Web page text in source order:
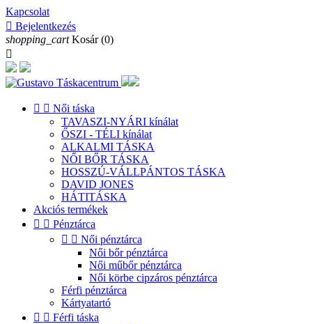
Kapcsolat
 Bejelentkezés
shopping_cart Kosár (0)

  Női táska
TAVASZI-NYÁRI kínálat
ŐSZI - TÉLI kínálat
ALKALMI TÁSKA
NŐI BŐR TÁSKA
HOSSZÚ-VÁLLPÁNTOS TÁSKA
DAVID JONES
HÁTITÁSKA
Akciós termékek
  Pénztárca
  Női pénztárca
Női bőr pénztárca
Női műbőr pénztárca
Női körbe cipzáros pénztárca
Férfi pénztárca
Kártyatartó
  Férfi táska